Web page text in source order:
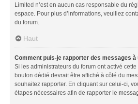
Limited n’est en aucun cas responsable du
espace. Pour plus d’informations, veuillez
du forum.
Haut
Comment puis-je rapporter des messages à
Si les administrateurs du forum ont activé
bouton dédié devrait être affiché à côté du
souhaitez rapporter. En cliquant sur celui-ci,
étapes nécessaires afin de rapporter le